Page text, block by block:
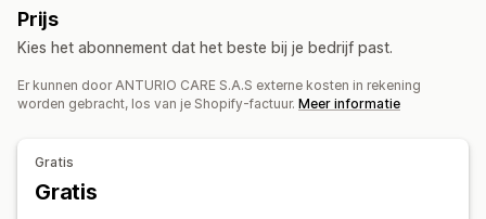
Status in realtime
Prijs
Kies het abonnement dat het beste bij je bedrijf past.
Er kunnen door ANTURIO CARE S.A.S externe kosten in rekening
worden gebracht, los van je Shopify-factuur. Meer informatie
Gratis
Gratis